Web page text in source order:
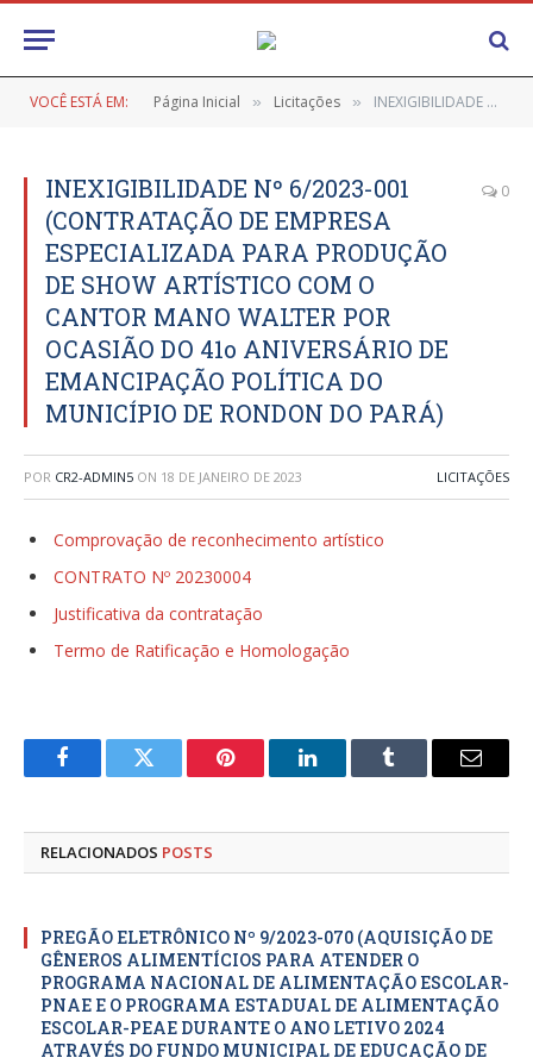
VOCÊ ESTÁ EM: Página Inicial » Licitações » INEXIGIBILIDADE Nº 6/2023-001 (CONTRATAÇÃO DE EMPRESA ESPECIALIZADA PARA PRODUÇÃO DE SHOW ARTÍSTICO COM O CANTOR MANO WALTER POR OCASIÃO DO 41o ANIVERSÁRIO DE EMANCIPAÇÃO POLÍTICA DO MUNICÍPIO DE RONDON DO PARÁ)
INEXIGIBILIDADE Nº 6/2023-001
(CONTRATAÇÃO DE EMPRESA
ESPECIALIZADA PARA PRODUÇÃO
DE SHOW ARTÍSTICO COM O
CANTOR MANO WALTER POR
OCASIÃO DO 41o ANIVERSÁRIO DE
EMANCIPAÇÃO POLÍTICA DO
MUNICÍPIO DE RONDON DO PARÁ)
0
POR CR2-ADMIN5 ON 18 DE JANEIRO DE 2023 LICITAÇÕES
Comprovação de reconhecimento artístico
CONTRATO Nº 20230004
Justificativa da contratação
Termo de Ratificação e Homologação
FacebookTwitter Pinterest LinkedInTumblr
E-
RELACIONADOS POSTS
PREGÃO ELETRÔNICO Nº 9/2023-070 (AQUISIÇÃO DE
GÊNEROS ALIMENTÍCIOS PARA ATENDER O
PROGRAMA NACIONAL DE ALIMENTAÇÃO ESCOLAR-
PNAE E O PROGRAMA ESTADUAL DE ALIMENTAÇÃO
ESCOLAR-PEAE DURANTE O ANO LETIVO 2024
ATRAVÉS DO FUNDO MUNICIPAL DE EDUCAÇÃO DE